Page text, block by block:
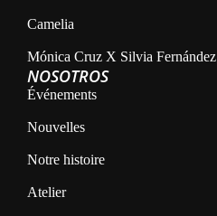
Camelia
Mónica Cruz X Silvia Fernández
NOSOTROS
Événements
Nouvelles
Notre histoire
Atelier